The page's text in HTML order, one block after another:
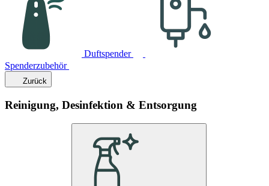
Duftspender
Spenderzubehör
Zurück
Reinigung, Desinfektion & Entsorgung